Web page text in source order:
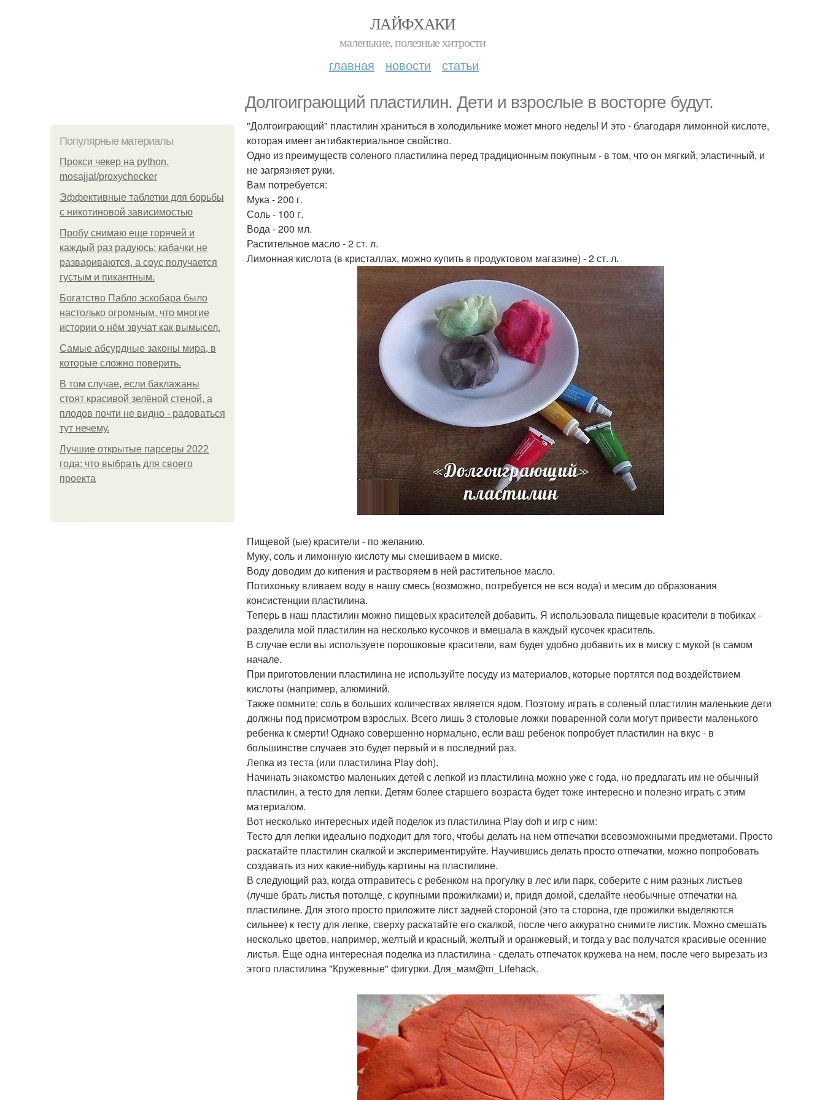
ЛАЙФХАКИ
маленькие, полезные хитрости
главная новости статьи
Долгоиграющий пластилин. Дети и взрослые в восторге будут.
Популярные материалы
Прокси чекер на python.
mosajjal/proxychecker
Эффективные таблетки для борьбы
с никотиновой зависимостью
Пробу снимаю еще горячей и
каждый раз радуюсь: кабачки не
развариваются, а соус получается
густым и пикантным.
Богатство Пабло эскобара было
настолько огромным, что многие
истории о нём звучат как вымысел.
Самые абсурдные законы мира, в
которые сложно поверить.
В том случае, если баклажаны
стоят красивой зелёной стеной, а
плодов почти не видно - радоваться
тут нечему.
Лучшие открытые парсеры 2022
года: что выбрать для своего
проекта
"Долгоиграющий" пластилин храниться в холодильнике может много недель! И это - благодаря лимонной кислоте,
которая имеет антибактериальное свойство.
Одно из преимуществ соленого пластилина перед традиционным покупным - в том, что он мягкий, эластичный, и
не загрязняет руки.
Вам потребуется:
Мука - 200 г.
Соль - 100 г.
Вода - 200 мл.
Растительное масло - 2 ст. л.
Лимонная кислота (в кристаллах, можно купить в продуктовом магазине) - 2 ст. л.
Пищевой (ые) красители - по желанию.
Муку, соль и лимонную кислоту мы смешиваем в миске.
Воду доводим до кипения и растворяем в ней растительное масло.
Потихоньку вливаем воду в нашу смесь (возможно, потребуется не вся вода) и месим до образования
консистенции пластилина.
Теперь в наш пластилин можно пищевых красителей добавить. Я использовала пищевые красители в тюбиках -
разделила мой пластилин на несколько кусочков и вмешала в каждый кусочек краситель.
В случае если вы используете порошковые красители, вам будет удобно добавить их в миску с мукой (в самом
начале.
При приготовлении пластилина не используйте посуду из материалов, которые портятся под воздействием
кислоты (например, алюминий.
Также помните: соль в больших количествах является ядом. Поэтому играть в соленый пластилин маленькие дети
должны под присмотром взрослых. Всего лишь 3 столовые ложки поваренной соли могут привести маленького
ребенка к смерти! Однако совершенно нормально, если ваш ребенок попробует пластилин на вкус - в
большинстве случаев это будет первый и в последний раз.
Лепка из теста (или пластилина Play doh).
Начинать знакомство маленьких детей с лепкой из пластилина можно уже с года, но предлагать им не обычный
пластилин, а тесто для лепки. Детям более старшего возраста будет тоже интересно и полезно играть с этим
материалом.
Вот несколько интересных идей поделок из пластилина Play doh и игр с ним:
Тесто для лепки идеально подходит для того, чтобы делать на нем отпечатки всевозможными предметами. Просто
раскатайте пластилин скалкой и экспериментируйте. Научившись делать просто отпечатки, можно попробовать
создавать из них какие-нибудь картины на пластилине.
В следующий раз, когда отправитесь с ребенком на прогулку в лес или парк, соберите с ним разных листьев
(лучше брать листья потолще, с крупными прожилками) и, придя домой, сделайте необычные отпечатки на
пластилине. Для этого просто приложите лист задней стороной (это та сторона, где прожилки выделяются
сильнее) к тесту для лепке, сверху раскатайте его скалкой, после чего аккуратно снимите листик. Можно смешать
несколько цветов, например, желтый и красный, желтый и оранжевый, и тогда у вас получатся красивые осенние
листья. Еще одна интересная поделка из пластилина - сделать отпечаток кружева на нем, после чего вырезать из
этого пластилина "Кружевные" фигурки. Для_мам@m_Lifehack.